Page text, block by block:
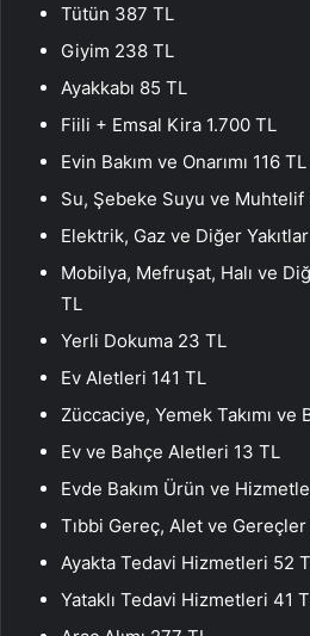
Tütün 387 TL
Giyim 238 TL
Ayakkabı 85 TL
Fiili + Emsal Kira 1.700 TL
Evin Bakım ve Onarımı 116 TL
Su, Şebeke Suyu ve
Elektrik, Gaz ve Diğer
Mobilya, Mefruşat, Halı ve
TL
Yerli Dokuma 23 TL
Ev Aletleri 141 TL
Züccaciye, Yemek Takımı ve
Ev ve Bahçe Aletleri 13 TL
Evde Bakım Ürün ve
Tıbbi Gereç, Alet ve
Ayakta Tedavi Hizmetleri 52
Yataklı Tedavi Hizmetleri 41